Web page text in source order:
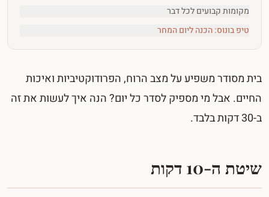
מקומות קבועים לכל דבר
טיפ בונוס: הכנה ליום המחר
בית מסודר משפיע על מצב הרוח, הפרודוקטיביות ואיכות
החיים. אבל מי מספיק לסדר כל יום? הנה איך לעשות את זה
ב-30 דקות בלבד.
שיטת ה-10 דקות